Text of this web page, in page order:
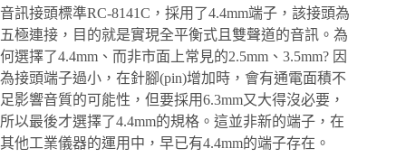
音訊接頭標準RC-8141C，採用了4.4mm端子，該接頭為
五極連接，目的就是實現全平衡式且雙聲道的音訊。為
何選擇了4.4mm、而非市面上常見的2.5mm、3.5mm? 因
為接頭端子過小，在針腳(pin)增加時，會有通電面積不
足影響音質的可能性，但要採用6.3mm又大得沒必要，
所以最後才選擇了4.4mm的規格。這並非新的端子，在
其他工業儀器的運用中，早已有4.4mm的端子存在。